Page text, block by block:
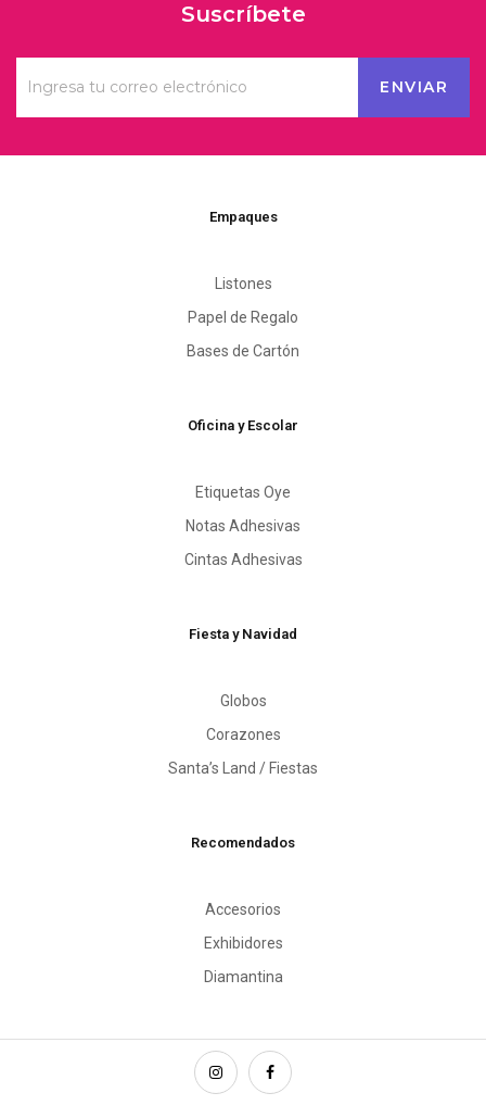
Suscríbete
Empaques
Listones
Papel de Regalo
Bases de Cartón
Oficina y Escolar
Etiquetas Oye
Notas Adhesivas
Cintas Adhesivas
Fiesta y Navidad
Globos
Corazones
Santa’s Land / Fiestas
Recomendados
Accesorios
Exhibidores
Diamantina